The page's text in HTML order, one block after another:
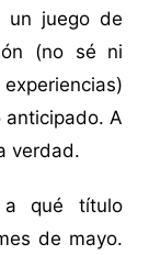
un juego de
(no sé ni
A
verdad.
qué título
de mayo.